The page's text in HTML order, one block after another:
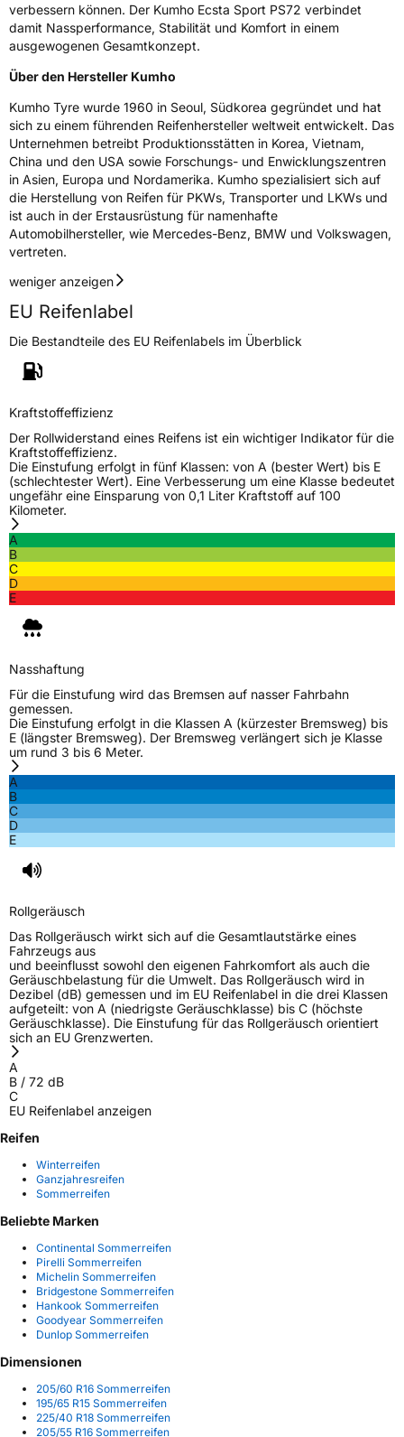
verbessern können. Der Kumho Ecsta Sport PS72 verbindet
damit Nassperformance, Stabilität und Komfort in einem
ausgewogenen Gesamtkonzept.
Über den Hersteller Kumho
Kumho Tyre wurde 1960 in Seoul, Südkorea gegründet und hat
sich zu einem führenden Reifenhersteller weltweit entwickelt. Das
Unternehmen betreibt Produktionsstätten in Korea, Vietnam,
China und den USA sowie Forschungs- und Enwicklungszentren
in Asien, Europa und Nordamerika. Kumho spezialisiert sich auf
die Herstellung von Reifen für PKWs, Transporter und LKWs und
ist auch in der Erstausrüstung für namenhafte
Automobilhersteller, wie Mercedes-Benz, BMW und Volkswagen,
vertreten.
weniger anzeigen
EU Reifenlabel
Die Bestandteile des EU Reifenlabels im Überblick
Kraftstoffeffizienz
Der Rollwiderstand eines Reifens ist ein wichtiger Indikator für die
Kraftstoffeffizienz.
Die Einstufung erfolgt in fünf Klassen: von A (bester Wert) bis E
(schlechtester Wert). Eine Verbesserung um eine Klasse bedeutet
ungefähr eine Einsparung von 0,1 Liter Kraftstoff auf 100
Kilometer.
A
B
C
D
E
Nasshaftung
Für die Einstufung wird das Bremsen auf nasser Fahrbahn
gemessen.
Die Einstufung erfolgt in die Klassen A (kürzester Bremsweg) bis
E (längster Bremsweg). Der Bremsweg verlängert sich je Klasse
um rund 3 bis 6 Meter.
A
B
C
D
E
Rollgeräusch
Das Rollgeräusch wirkt sich auf die Gesamtlautstärke eines
Fahrzeugs aus
und beeinflusst sowohl den eigenen Fahrkomfort als auch die
Geräuschbelastung für die Umwelt. Das Rollgeräusch wird in
Dezibel (dB) gemessen und im EU Reifenlabel in die drei Klassen
aufgeteilt: von A (niedrigste Geräuschklasse) bis C (höchste
Geräuschklasse). Die Einstufung für das Rollgeräusch orientiert
sich an EU Grenzwerten.
A
B / 72 dB
C
EU Reifenlabel anzeigen
Reifen
Winterreifen
Ganzjahresreifen
Sommerreifen
Beliebte Marken
Continental Sommerreifen
Pirelli Sommerreifen
Michelin Sommerreifen
Bridgestone Sommerreifen
Hankook Sommerreifen
Goodyear Sommerreifen
Dunlop Sommerreifen
Dimensionen
205/60 R16 Sommerreifen
195/65 R15 Sommerreifen
225/40 R18 Sommerreifen
205/55 R16 Sommerreifen